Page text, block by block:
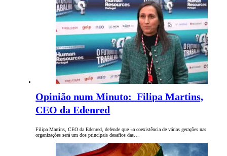
Opinião num Minuto: Filipa Martins,
CEO da Edenred
Filipa Martins, CEO da Edenred, defende que «a coexistência de várias gerações nas
organizações será um dos principais desafios das…